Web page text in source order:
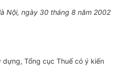
Nội, ngày 30 tháng 8 năm 2002
Tổng cục Thuế có ý kiến